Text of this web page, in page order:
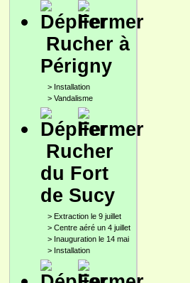
Rucher à
Périgny
> Installation
> Vandalisme
Rucher
du Fort
de Sucy
> Extraction le 9 juillet
> Centre aéré un 4 juillet
> Inauguration le 14 mai
> Installation